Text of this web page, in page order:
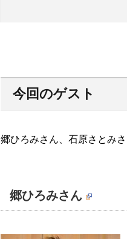
今回のゲスト
郷ひろみさん、石原さとみさ
郷ひろみさん